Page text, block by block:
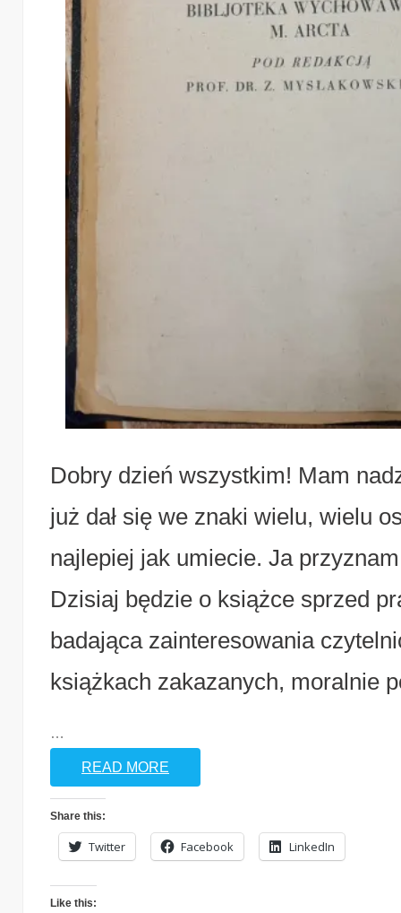
Dobry dzień wszystkim! Mam
już dał się we znaki wielu, wielu
najlepiej jak umiecie. Ja
Dzisiaj będzie o książce sprzed
badająca zainteresowania
książkach zakazanych, moralnie
…
READ MORE
Share this:
Twitter Facebook LinkedIn
Like this: